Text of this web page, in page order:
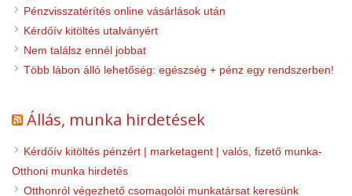
Pénzvisszatérítés online vásárlások után
Kérdőív kitöltés utalványért
Nem találsz ennél jobbat
Több lábon álló lehetőség: egészség + pénz egy rendszerben!
Állás, munka hirdetések
Kérdőív kitöltés pénzért | marketagent | valós, fizető munka-
Otthoni munka hirdetés
Otthonról végezhető csomagolói munkatársat keresünk